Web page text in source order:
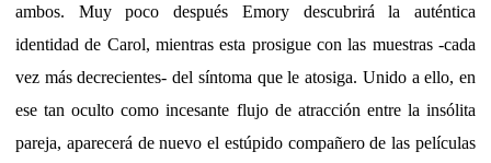
ambos. Muy poco después Emory descubrirá la auténtica
identidad de Carol, mientras esta prosigue con las muestras -cada
vez más decrecientes- del síntoma que le atosiga. Unido a ello, en
ese tan oculto como incesante flujo de atracción entre la insólita
pareja, aparecerá de nuevo el estúpido compañero de las películas